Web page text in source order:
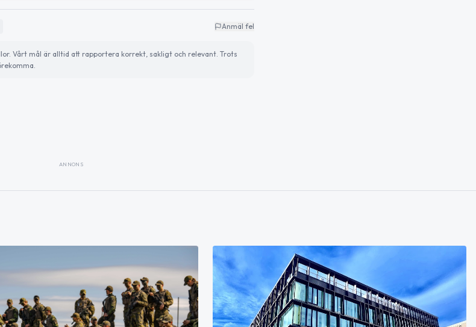
Anmäl fel
Vårt mål är alltid att rapportera korrekt, sakligt och relevant. Trots
ANNONS